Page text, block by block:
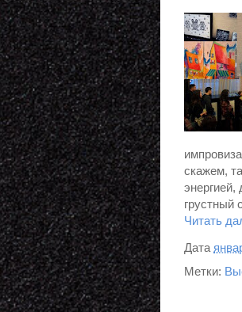
скажем,
энергией,
грустный
Читать
Дата
Метки: